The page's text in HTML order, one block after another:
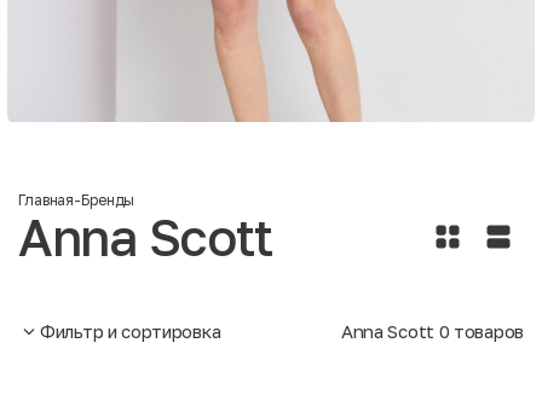
Главная-Бренды
Anna Scott
Фильтр и сортировка Anna Scott 0 товаров